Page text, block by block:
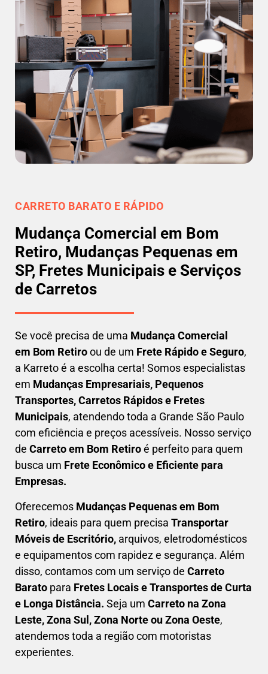
CARRETO BARATO E RÁPIDO
Mudança Comercial em Bom
Retiro, Mudanças Pequenas em
SP, Fretes Municipais e Serviços
de Carretos
Se você precisa de uma Mudança Comercial
em Bom Retiroou de um Frete Rápido e Seguro,
a Karreto é a escolha certa! Somos especialistas
em Mudanças Empresariais, Pequenos
Transportes, Carretos Rápidos e Fretes
Municipais, atendendo toda a Grande São Paulo
com eficiência e preços acessíveis. Nosso serviço
de Carreto em Bom Retiroé perfeito para quem
busca um Frete Econômico e Eficiente para
Empresas.
Oferecemos Mudanças Pequenas em Bom
Retiro, ideais para quem precisa Transportar
Móveis de Escritório, arquivos, eletrodomésticos
e equipamentos com rapidez e segurança. Além
disso, contamos com um serviço de Carreto
Barato para Fretes Locais e Transportes de Curta
e Longa Distância. Seja um Carreto na Zona
Leste, Zona Sul, Zona Norte ou Zona Oeste,
atendemos toda a região com motoristas
experientes.